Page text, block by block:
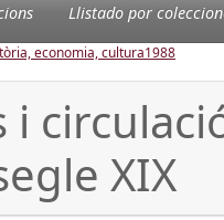
Llistado por
economia, cultura1988
i
XIX